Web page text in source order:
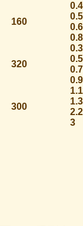
160
320
300
3